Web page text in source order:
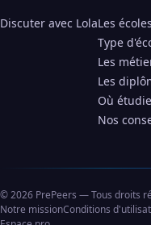
Discuter avec LolaLes écoles
Type
Les
Les
Où
Nos
© 2026 PrePeers — Tous droits
Notre missionConditions